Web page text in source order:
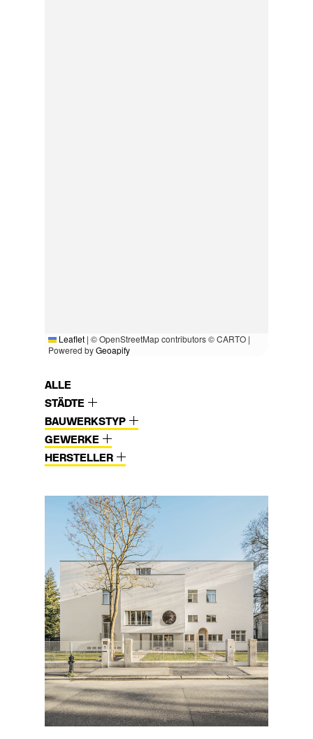
Leaflet | © OpenStreetMap contributors © CARTO |
Powered byGeoapify
ALLE
STÄDTE
BAUWERKSTYP
GEWERKE
HERSTELLER